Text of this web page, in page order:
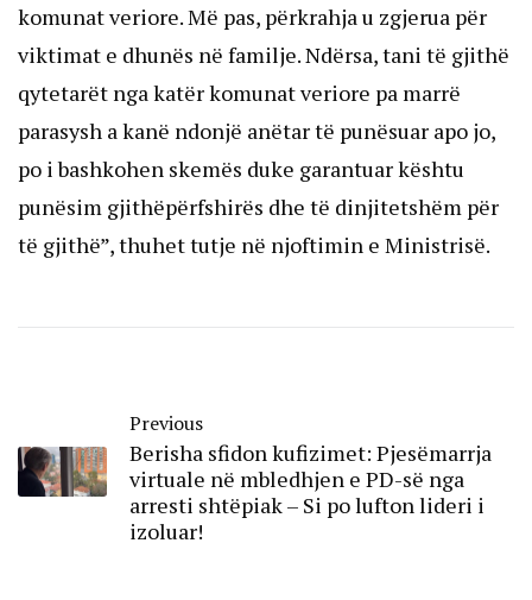
komunat veriore. Më pas, përkrahja u zgjerua për
viktimat e dhunës në familje. Ndërsa, tani të gjithë
qytetarët nga katër komunat veriore pa marrë
parasysh a kanë ndonjë anëtar të punësuar apo jo,
po i bashkohen skemës duke garantuar kështu
punësim gjithëpërfshirës dhe të dinjitetshëm për
të gjithë”, thuhet tutje në njoftimin e Ministrisë.
Previous
Berisha sfidon kufizimet: Pjesëmarrja
virtuale në mbledhjen e PD-së nga
arresti shtëpiak – Si po lufton lideri i
izoluar!